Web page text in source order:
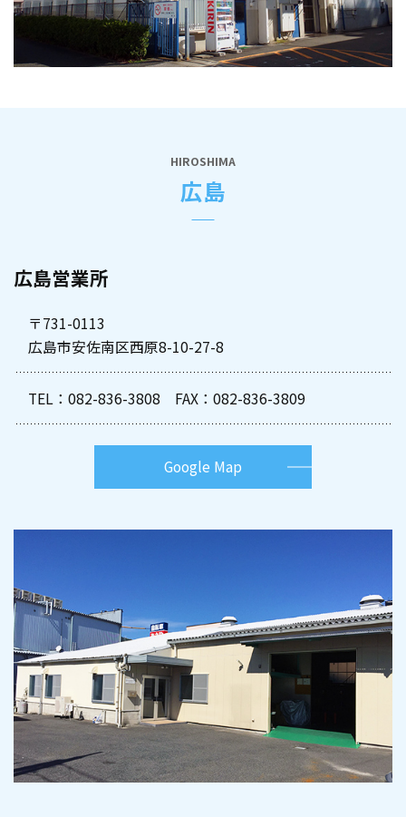
HIROSHIMA
広島
広島営業所
〒731-0113
広島市安佐南区西原8-10-27-8
TEL： 082-836-3808 FAX：082-836-3809
Google Map